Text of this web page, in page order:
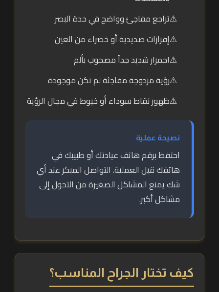
تراجع مفاجئ وواضح في حدة البصر
إفرازات صديدية أو خضراء من العين
احمرار شديد جداً مصحوب بألم
رؤية مزدوجة مفاجئة لم تكن موجودة
ظهور نقاط سوداء أو خيوط في مجال الرؤية
نصيحة عملية
احتفظ برقم هاتف عيادتك أو طبيبك في
هاتفك قبل العملية. التواصل المبكر عند أي
شك يمنع المشاكل الصغيرة من التحول إلى
مشاكل أكبر.
كيف تختار الجراح المناسب؟